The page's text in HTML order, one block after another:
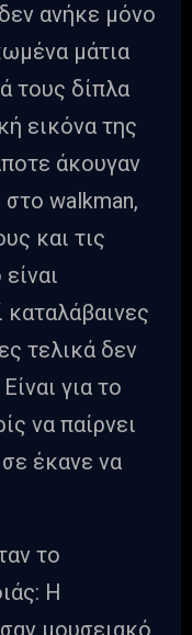
ανήκε μόνο
μάτια
τους δίπλα
εικόνα της
άκουγαν
walkman,
και τις
καταλάβαινες
τελικά δεν
για το
να παίρνει
έκανε να
το
Η
μουσειακό